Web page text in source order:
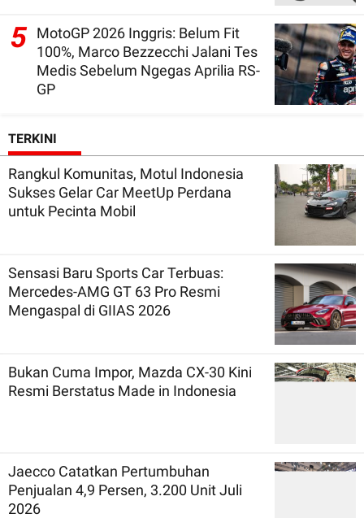
5 MotoGP 2026 Inggris: Belum Fit
100%, Marco Bezzecchi Jalani Tes
Medis Sebelum Ngegas Aprilia RS-
GP
TERKINI
Rangkul Komunitas, Motul Indonesia
Sukses Gelar Car MeetUp Perdana
untuk Pecinta Mobil
Sensasi Baru Sports Car Terbuas:
Mercedes-AMG GT 63 Pro Resmi
Mengaspal di GIIAS 2026
Bukan Cuma Impor, Mazda CX-30 Kini
Resmi Berstatus Made in Indonesia
Jaecco Catatkan Pertumbuhan
Penjualan 4,9 Persen, 3.200 Unit Juli
2026